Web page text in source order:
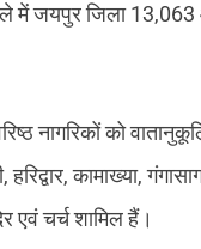
में जयपुर जिला
नागरिकों को
हरिद्वार, कामाख्या,
एवं चर्च शामिल हैं।